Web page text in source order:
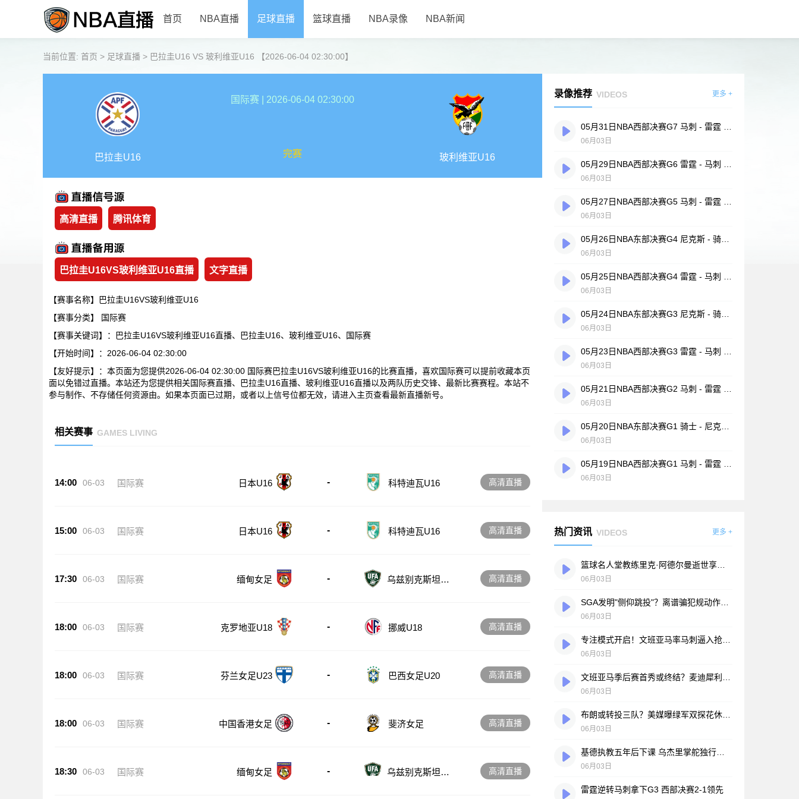
首页 NBA直播 足球直播 篮球直播 NBA录像 NBA新闻
当前位置: 首页 > 足球直播 > 巴拉圭U16 VS 玻利维亚U16 【2026-06-04 02:30:00】
巴拉圭U16
国际赛 2026-06-04 02:30:00
完赛 玻利维亚U16
高清直播 腾讯体育
巴拉圭U16VS玻利维亚U16直播 文字直播
【赛事名称】巴拉圭U16VS玻利维亚U16
【赛事分类】
国际赛
【赛事关键词】：巴拉圭U16VS玻利维亚U16直播、巴拉圭U16、玻利维亚U16、国际赛
【开始时间】：2026-06-04 02:30:00
【友好提示】：本页面为您提供2026-06-04 02:30:00 国际赛巴拉圭U16VS玻利维亚U16的比赛直播，喜欢国际赛可以提前收藏本页
面以免错过直播。本站还为您提供相关国际赛直播、巴拉圭U16直播、玻利维亚U16直播以及两队历史交锋、最新比赛赛程。本站不
参与制作、不存储任何资源由。如果本页面已过期，或者以上信号位都无效，请进入主页查看最新直播新号。
相关赛事 GAMES LIVING
14:00 06-03 国际赛 日本U16 - 科特迪瓦U16 高清直播
15:00 06-03 国际赛 日本U16 - 科特迪瓦U16 高清直播
17:30 06-03 国际赛 缅甸女足 -
乌兹别克斯坦女
高清直播
18:00 06-03 国际赛 克罗地亚U18 - 挪威U18 高清直播
18:00 06-03 国际赛 芬兰女足U23 - 巴西女足U20 高清直播
18:00 06-03 国际赛 中国香港女足 - 斐济女足 高清直播
18:30 06-03 国际赛 缅甸女足 -
乌兹别克斯坦女
高清直播
录像推荐 VIDEOS 更多 +
06月03日
06月03日
06月03日
06月03日
06月03日
06月03日
06月03日
06月03日
06月03日
06月03日
热门资讯 VIDEOS 更多 +
06月03日
06月03日
06月03日
06月03日
06月03日
06月03日
雷霆逆转马刺拿下G3 西部决赛2-1领先